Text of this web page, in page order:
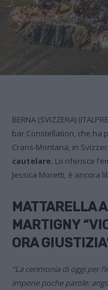
BERNA (SVIZZERA)
bar Constellation, che ha
Crans-Montana, in
cautelare. Lo riferisce
Jessica Moretti, è ancora
MATTARELLA
MARTIGNY
ORA
“La cerimonia di oggi per
impone poche parole: